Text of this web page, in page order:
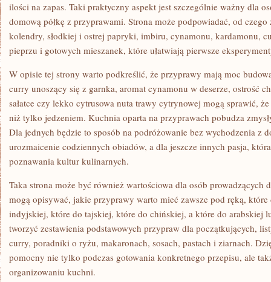
ilości na zapas. Taki praktyczny aspekt jest szczególnie ważny dla
domową półkę z przyprawami. Strona może podpowiadać, od
kolendry, słodkiej i ostrej papryki, imbiru, cynamonu, kardamonu,
pieprzu i gotowych mieszanek, które ułatwiają pierwsze
W opisie tej strony warto podkreślić, że przyprawy mają moc
curry unoszący się z garnka, aromat cynamonu w deserze, ostrość
sałatce czy lekko cytrusowa nuta trawy cytrynowej mogą sprawić,
niż tylko jedzeniem. Kuchnia oparta na przyprawach pobudza
Dla jednych będzie to sposób na podróżowanie bez wychodzenia z
urozmaicenie codziennych obiadów, a dla jeszcze innych pasja,
poznawania kultur kulinarnych.
Taka strona może być również wartościowa dla osób prowadzących
mogą opisywać, jakie przyprawy warto mieć zawsze pod ręką,
indyjskiej, które do tajskiej, które do chińskiej, a które do arabskiej
tworzyć zestawienia podstawowych przypraw dla początkujących,
curry, poradniki o ryżu, makaronach, sosach, pastach i ziarnach.
pomocny nie tylko podczas gotowania konkretnego przepisu, ale
organizowaniu kuchni.